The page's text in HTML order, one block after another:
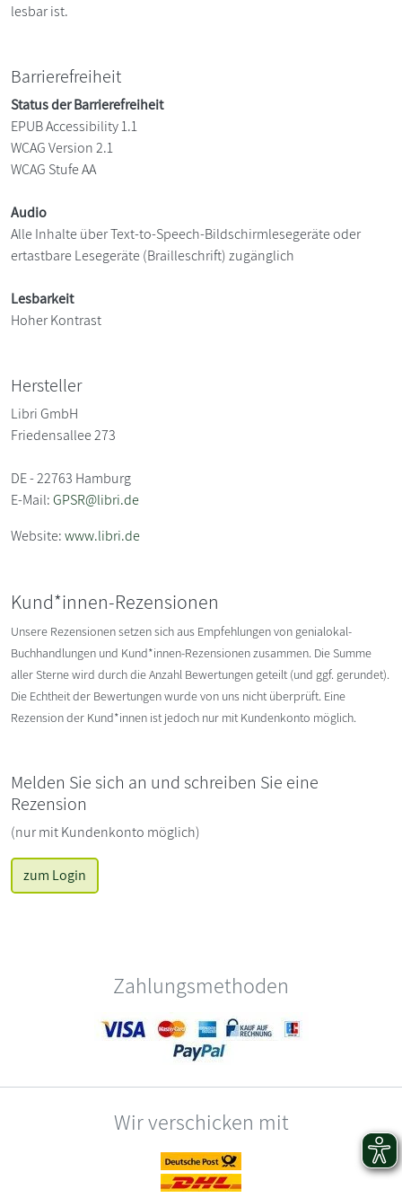
lesbar ist.
Barrierefreiheit
Status der Barrierefreiheit
EPUB Accessibility 1.1
WCAG Version 2.1
WCAG Stufe AA
Audio
Alle Inhalte über Text-to-Speech-Bildschirmlesegeräte oder
ertastbare Lesegeräte (Brailleschrift) zugänglich
Lesbarkeit
Hoher Kontrast
Hersteller
Libri GmbH
Friedensallee 273
DE - 22763 Hamburg
E-Mail:GPSR@libri.de
Website:www.libri.de
Kund*innen-Rezensionen
Unsere Rezensionen setzen sich aus Empfehlungen von genialokal-
Buchhandlungen und Kund*innen-Rezensionen zusammen. Die Summe
aller Sterne wird durch die Anzahl Bewertungen geteilt (und ggf. gerundet).
Die Echtheit der Bewertungen wurde von uns nicht überprüft. Eine
Rezension der Kund*innen ist jedoch nur mit Kundenkonto möglich.
Melden Sie sich an und schreiben Sie eine
Rezension
(nur mit Kundenkonto möglich)
zum Login
Zahlungsmethoden
Wir verschicken mit